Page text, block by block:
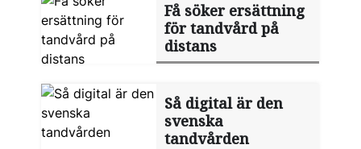
Få söker ersättning
för tandvård på
distans
Så digital är den
svenska
tandvården